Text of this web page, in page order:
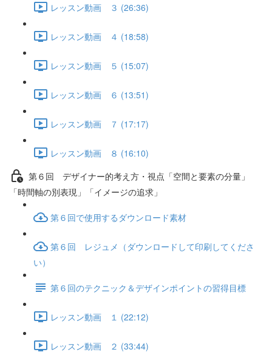
レッスン動画 ３ (26:36)
レッスン動画 ４ (18:58)
レッスン動画 ５ (15:07)
レッスン動画 ６ (13:51)
レッスン動画 ７ (17:17)
レッスン動画 ８ (16:10)
第６回 デザイナー的考え方・視点「空間と要素の分量」
「時間軸の別表現」「イメージの追求」
第６回で使用するダウンロード素材
第６回 レジュメ（ダウンロードして印刷してくださ
い）
第６回のテクニック＆デザインポイントの習得目標
レッスン動画 １ (22:12)
レッスン動画 ２ (33:44)